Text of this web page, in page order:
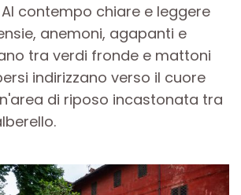
contempo chiare e leggere
anemoni, agapanti e
tra verdi fronde e mattoni
indirizzano verso il cuore
di riposo incastonata tra